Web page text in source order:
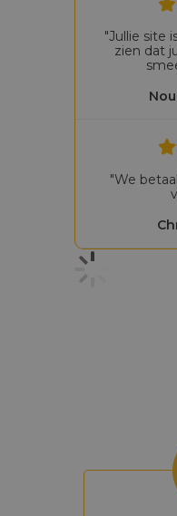
"Jullie site
zien dat
"We